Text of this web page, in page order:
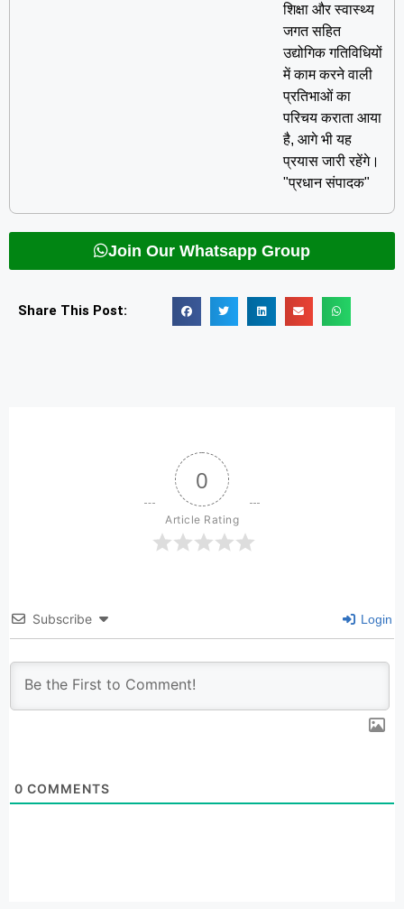
शिक्षा और स्वास्थ्य
जगत सहित
उद्योगिक गतिविधियों
में काम करने वाली
प्रतिभाओं का
परिचय कराता आया
है, आगे भी यह
प्रयास जारी रहेंगे।
"प्रधान संपादक"
Join Our Whatsapp Group
Share This Post:
0
Article Rating
Subscribe Login
0 COMMENTS